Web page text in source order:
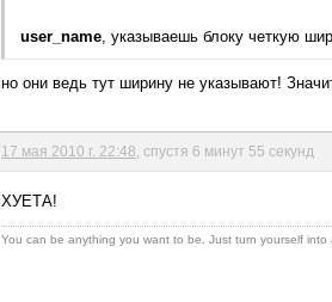
user_name, указываешь блоку четкую
но они ведь тут ширину не указывают!
17 мая 2010 г. 22:48 , спустя 6 минут 55 секунд
ХУЕТА!
You can be anything you want to be. Just turn yourself